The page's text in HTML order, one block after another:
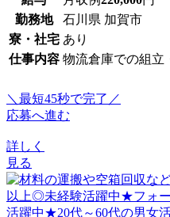
勤務地
石川県 加賀市
寮・社宅 あり
仕事内容 物流倉庫での組立
＼最短45秒で完了／
応募へ進む
詳しく
見る